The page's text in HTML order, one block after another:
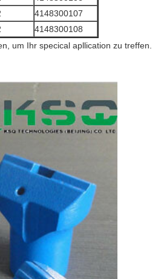
4148300107
4148300108
um Ihr specical apllication zu treffen.